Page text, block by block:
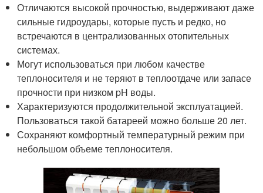
Отличаются высокой прочностью, выдерживают даже
сильные гидроудары, которые пусть и редко, но
встречаются в централизованных отопительных
системах.
Могут использоваться при любом качестве
теплоносителя и не теряют в теплоотдаче или запасе
прочности при низком pH воды.
Характеризуются продолжительной эксплуатацией.
Пользоваться такой батареей можно больше 20 лет.
Сохраняют комфортный температурный режим при
небольшом объеме теплоносителя.